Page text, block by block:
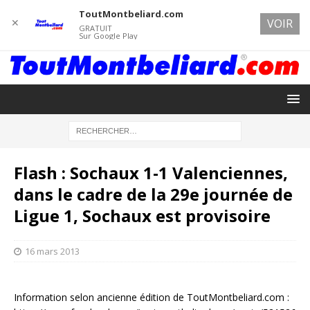
Flash : Sochaux 1-1 Valenciennes,
dans le cadre de la 29e journée de
Ligue 1, Sochaux est provisoire
16 mars 2013
Information selon ancienne édition de ToutMontbeliard.com :
✕
ToutMontbeliard.com
GRATUIT
Sur Google Play
VOIR